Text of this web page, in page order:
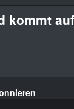
kommt